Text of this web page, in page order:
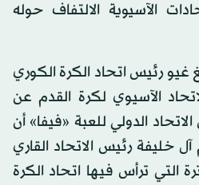
الآسيوية الالتفاف حوله
غيو رئيس اتحاد الكرة الكوري
الآسيوي لكرة القدم عن
الدولي للعبة «فيفا» أن
خليفة رئيس الاتحاد القاري
التي ترأس فيها اتحاد الكرة